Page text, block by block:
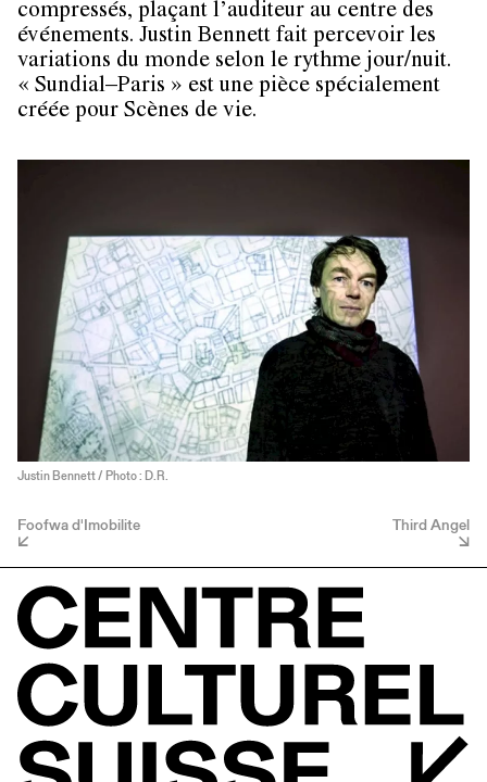
compressés, plaçant l’auditeur au centre des
événements. Justin Bennett fait percevoir les
variations du monde selon le rythme jour/nuit.
« Sundial–Paris » est une pièce spécialement
créée pour Scènes de vie.
Justin Bennett / Photo : D.R.
Foofwa d'Imobilite Third Angel